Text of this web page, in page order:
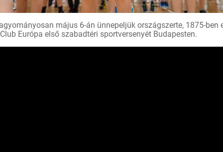
május 6-án ünnepeljük országszerte, 1875-ben
Európa első szabadtéri sportversenyét Budapesten.